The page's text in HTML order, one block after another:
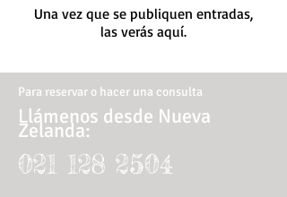
Una vez que se publiquen entradas,
las verás aquí.
Para reservar o hacer una consulta
Llámenos desde Nueva
Zelanda:
021 128 2504